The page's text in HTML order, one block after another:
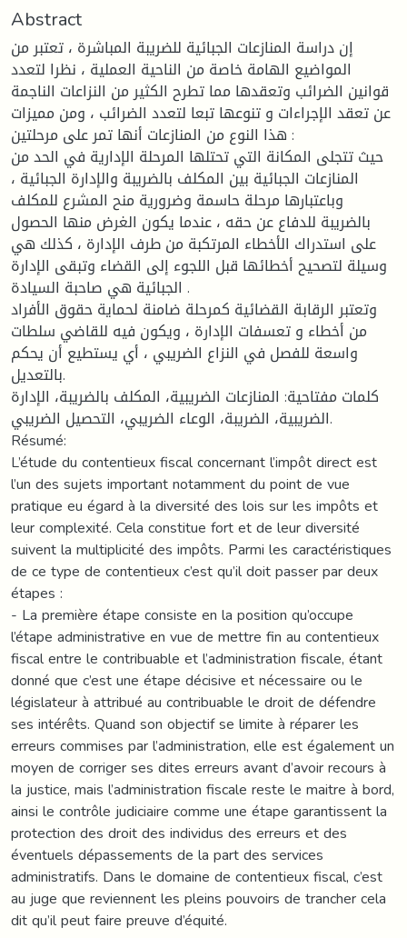
Abstract
إن دراسة المنازعات الجبائية للضريبة المباشرة ، تعتبر من
المواضيع الهامة خاصة من الناحية العملية ، نظرا لتعدد
قوانين الضرائب وتعقدها مما تطرح الكثير من النزاعات الناجمة
عن تعقد الإجراءات و تنوعها تبعا لتعدد الضرائب ، ومن مميزات
هذا النوع من المنازعات أنها تمر على مرحلتين :
حيث تتجلى المكانة التي تحتلها المرحلة الإدارية في الحد من
المنازعات الجبائية بين المكلف بالضريبة والإدارة الجبائية ،
وباعتبارها مرحلة حاسمة وضرورية منح المشرع للمكلف
بالضريبة للدفاع عن حقه ، عندما يكون الغرض منها الحصول
على استدراك الأخطاء المرتكبة من طرف الإدارة ، كذلك هي
وسيلة لتصحيح أخطائها قبل اللجوء إلى القضاء وتبقى الإدارة
الجبائية هي صاحبة السيادة .
وتعتبر الرقابة القضائية كمرحلة ضامنة لحماية حقوق الأفراد
من أخطاء و تعسفات الإدارة ، ويكون فيه للقاضي سلطات
واسعة للفصل في النزاع الضريبي ، أي يستطيع أن يحكم
بالتعديل.
كلمات مفتاحية: المنازعات الضريبية، المكلف بالضريبة، الإدارة
الضريبية، الضريبة، الوعاء الضريبي، التحصيل الضريبي.
Résumé:
L’étude du contentieux fiscal concernant l’impôt direct est
l’un des sujets important notamment du point de vue
pratique eu égard à la diversité des lois sur les impôts et
leur complexité. Cela constitue fort et de leur diversité
suivent la multiplicité des impôts. Parmi les caractéristiques
de ce type de contentieux c’est qu’il doit passer par deux
étapes :
- La première étape consiste en la position qu’occupe
l’étape administrative en vue de mettre fin au contentieux
fiscal entre le contribuable et l’administration fiscale, étant
donné que c’est une étape décisive et nécessaire ou le
législateur à attribué au contribuable le droit de défendre
ses intérêts. Quand son objectif se limite à réparer les
erreurs commises par l’administration, elle est également un
moyen de corriger ses dites erreurs avant d’avoir recours à
la justice, mais l’administration fiscale reste le maitre à bord,
ainsi le contrôle judiciaire comme une étape garantissent la
protection des droit des individus des erreurs et des
éventuels dépassements de la part des services
administratifs. Dans le domaine de contentieux fiscal, c’est
au juge que reviennent les pleins pouvoirs de trancher cela
dit qu’il peut faire preuve d’équité.